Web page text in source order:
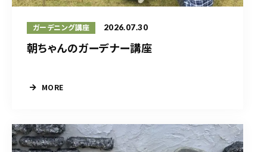
ガーデニング講座 2026.07.30
朝ちゃんのガーデナー講座
MORE